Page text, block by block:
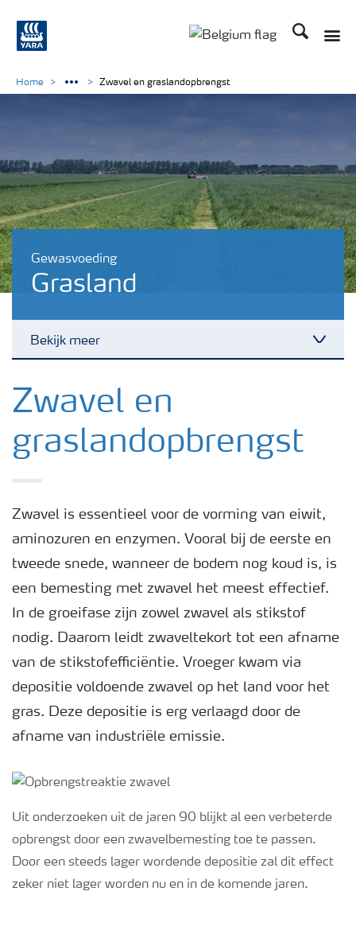
Zoek op
Gewasvoeding
Grasland
Bekijk meer
Nieuwsbrieven
Gewassen
Toolbox
Grow the future
Meststoffen veiligheid
Podcasts
Home Zwavel en graslandopbrengst
Zwavel en
graslandopbrengst
Zwavel is essentieel voor de vorming van eiwit,
aminozuren en enzymen. Vooral bij de eerste en
tweede snede, wanneer de bodem nog koud is, is
een bemesting met zwavel het meest effectief.
In de groeifase zijn zowel zwavel als stikstof
nodig. Daarom leidt zwaveltekort tot een afname
van de stikstofefficiëntie. Vroeger kwam via
depositie voldoende zwavel op het land voor het
gras. Deze depositie is erg verlaagd door de
afname van industriële emissie.
Uit onderzoeken uit de jaren 90 blijkt al een verbeterde
opbrengst door een zwavelbemesting toe te passen.
Door een steeds lager wordende depositie zal dit effect
zeker niet lager worden nu en in de komende jaren.